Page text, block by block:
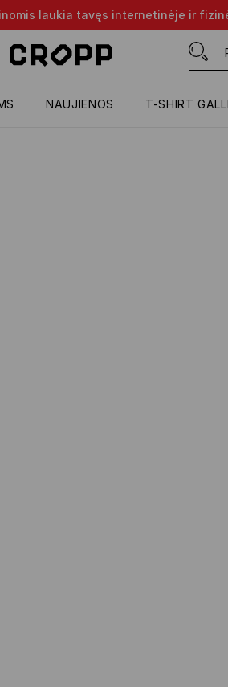
laukia tavęs internetinėje ir
NAUJIENOS T-SHIRT